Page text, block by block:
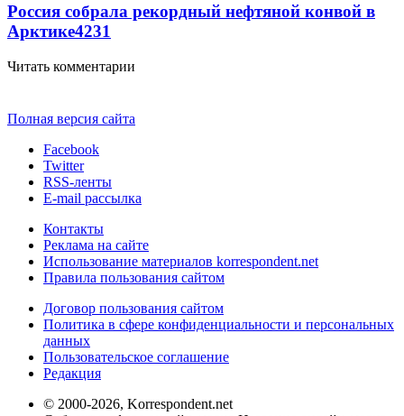
Россия собрала рекордный нефтяной конвой в
Арктике4231
Читать комментарии
Полная версия сайта
Facebook
Twitter
RSS-ленты
E-mail рассылка
Контакты
Реклама на сайте
Использование материалов korrespondent.net
Правила пользования сайтом
Договор пользования сайтом
Политика в сфере конфиденциальности и персональных
данных
Пользовательское соглашение
Редакция
© 2000-2026, Korrespondent.net